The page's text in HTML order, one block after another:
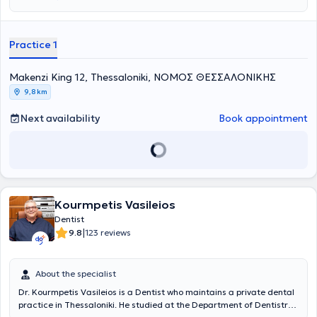
πράξη. Είναι μέλος της ΕΑΑΟ (Ελληνικη Ακαδημία Αισθητικής
πρόσφατα σε ανακαινισμένο χώρο, εξοπλισμένο με σύγχρονη
Μακένζι Κινγκ 12, στο κέντρο Θεσσαλονίκης, στον 1ο όροφο.
Practice 1
Μakenzi King 12, Thessaloniki, ΝΟΜΟΣ ΘΕΣΣΑΛΟΝΙΚΗΣ
9,8 km
Next availability Book appointment
Kourmpetis Vasileios
Dentist
9.8|123 reviews
About the specialist
Dr. Kourmpetis Vasileios is a Dentist who maintains a private dental
practice in Thessaloniki. He studied at the Department of Dentistry